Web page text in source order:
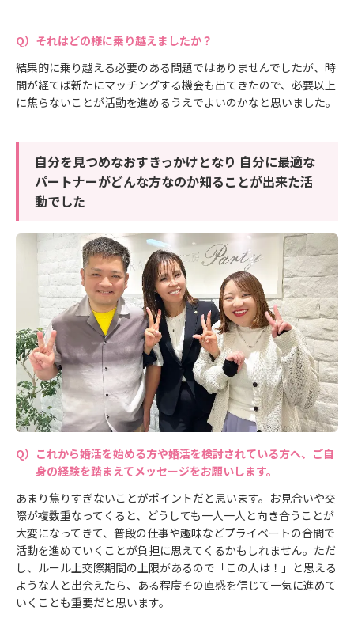
それはどの様に乗り越えましたか？
結果的に乗り越える必要のある問題ではありませんでしたが、時
間が経てば新たにマッチングする機会も出てきたので、必要以上
に焦らないことが活動を進めるうえでよいのかなと思いました。
自分を見つめなおすきっかけとなり 自分に最適な
パートナーがどんな方なのか知ることが出来た活
動でした
これから婚活を始める方や婚活を検討されている方へ、ご自
身の経験を踏まえてメッセージをお願いします。
あまり焦りすぎないことがポイントだと思います。お見合いや交
際が複数重なってくると、どうしても一人一人と向き合うことが
大変になってきて、普段の仕事や趣味などプライベートの合間で
活動を進めていくことが負担に思えてくるかもしれません。ただ
し、ルール上交際期間の上限があるので「この人は！」と思える
ような人と出会えたら、ある程度その直感を信じて一気に進めて
いくことも重要だと思います。